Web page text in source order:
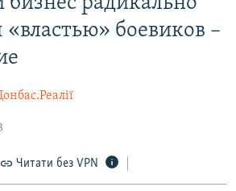
боевиков –
Читати без VPN